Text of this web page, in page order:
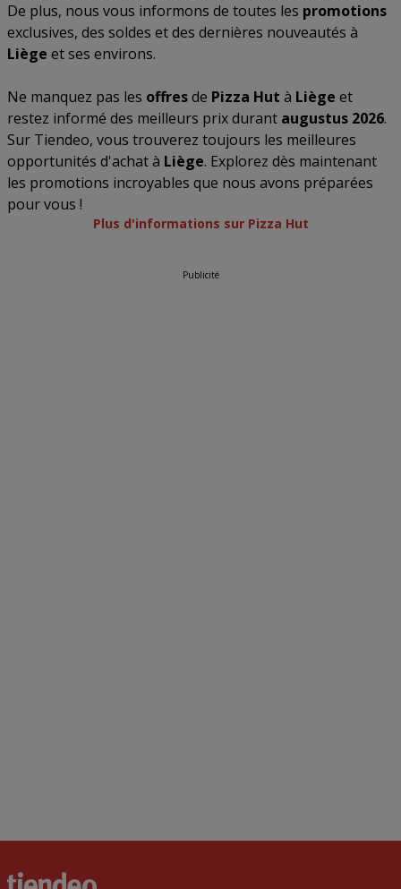
De plus, nous vous informons de toutes les promotions
exclusives, des soldes et des dernières nouveautés à
Liège et ses environs.
Ne manquez pas les offresde Pizza Hut à Liège et
restez informé des meilleurs prix durant augustus 2026.
Sur Tiendeo, vous trouverez toujours les meilleures
opportunités d'achat à Liège. Explorez dès maintenant
les promotions incroyables que nous avons préparées
pour vous !
Plus d'informations sur Pizza Hut
Publicité